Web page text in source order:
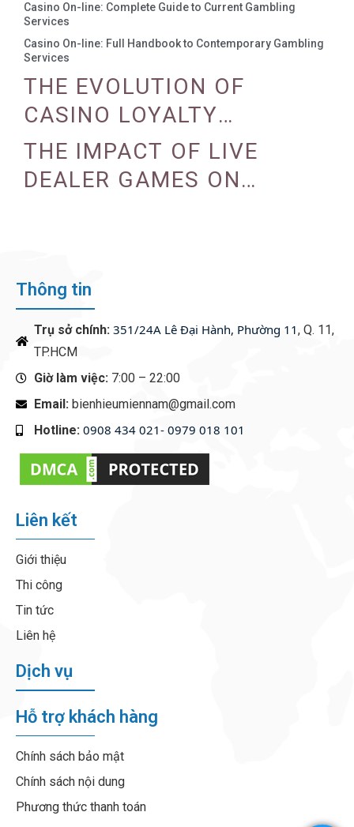
Casino On-line: Complete Guide to Current Gambling
Services
Casino On-line: Full Handbook to Contemporary Gambling
Services
THE EVOLUTION OF
CASINO LOYALTY
PROGRAMS
THE IMPACT OF LIVE
DEALER GAMES ON
Thông tin
Trụ sở chính: 351/24A Lê Đại Hành, Phường 11, Q. 11,
TP.HCM
Giờ làm việc: 7:00 – 22:00
Email: bienhieumiennam@gmail.com
Hotline: 0908 434 021- 0979 018 101
Liên kết
Giới thiệu
Thi công
Tin tức
Liên hệ
Dịch vụ
Hỗ trợ khách hàng
Chính sách bảo mật
Chính sách nội dung
Phương thức thanh toán